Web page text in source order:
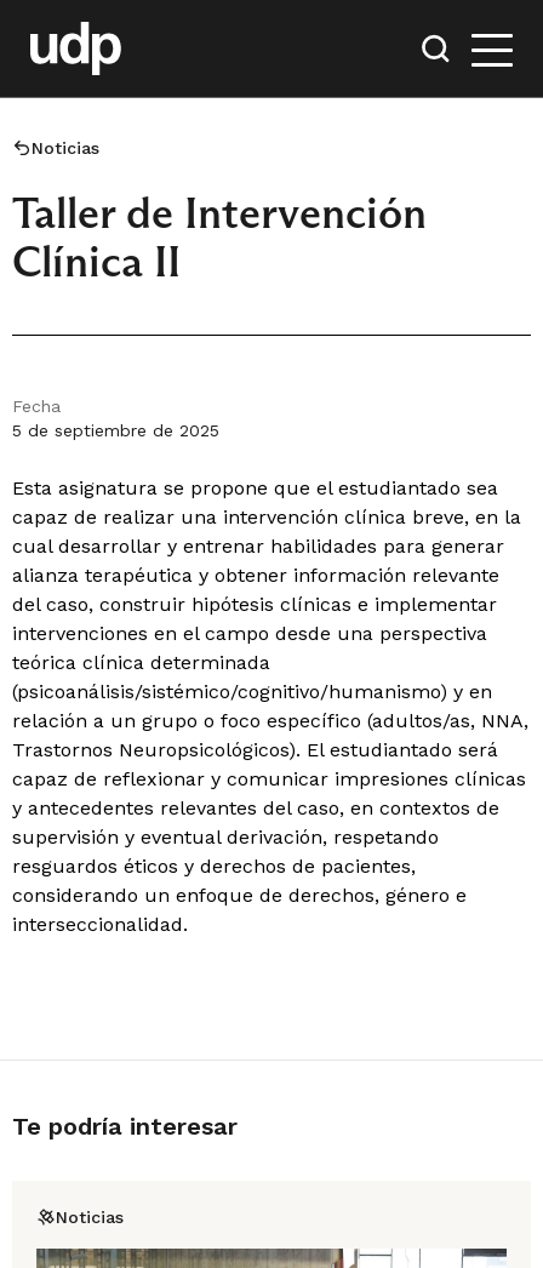
Noticias
Taller de Intervención
Clínica II
Fecha
5 de septiembre de 2025
Esta asignatura se propone que el estudiantado sea
capaz de realizar una intervención clínica breve, en la
cual desarrollar y entrenar habilidades para generar
alianza terapéutica y obtener información relevante
del caso, construir hipótesis clínicas e implementar
intervenciones en el campo desde una perspectiva
teórica clínica determinada
(psicoanálisis/sistémico/cognitivo/humanismo) y en
relación a un grupo o foco específico (adultos/as, NNA,
Trastornos Neuropsicológicos). El estudiantado será
capaz de reflexionar y comunicar impresiones clínicas
y antecedentes relevantes del caso, en contextos de
supervisión y eventual derivación, respetando
resguardos éticos y derechos de pacientes,
considerando un enfoque de derechos, género e
interseccionalidad.
Te podría interesar
Noticias